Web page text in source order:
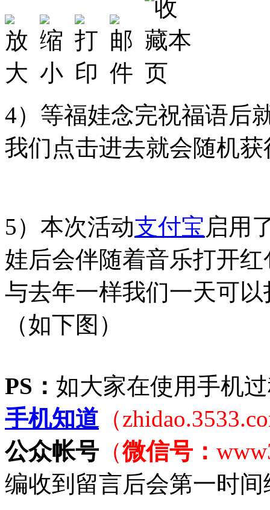
4）等福娃念完祝福语后
我们点击进去就会随机
5）本次活动支付宝 启用
娃后会伴随着音乐打开
与去年一样我们一天可
（如下图）
PS： 如大家在使用手机
手机知道 （
公众帐号（微信号：
编收到留言后会第一时